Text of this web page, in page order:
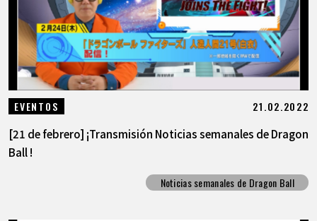
EVENTOS 21.02.2022
[21 de febrero] ¡Transmisión Noticias semanales de Dragon
Ball !
Noticias semanales de Dragon Ball